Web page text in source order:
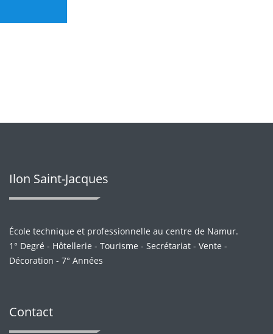
Ilon Saint-Jacques
École technique et professionnelle au centre de Namur.
1° Degré - Hôtellerie - Tourisme - Secrétariat - Vente -
Décoration - 7° Années
Contact